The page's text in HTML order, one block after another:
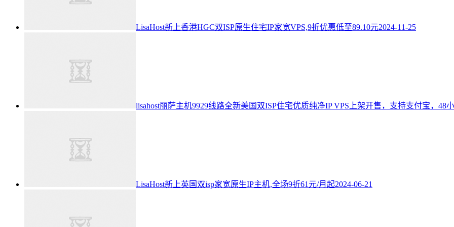
LisaHost新上香港HGC双ISP原生住宅IP家宽VPS,9折优惠低至89.10元2024-11-25
lisahost丽萨主机9929线路全新美国双ISP住宅优质纯净IP VPS上架开售，支持支付宝，48
LisaHost新上英国双isp家宽原生IP主机,全场9折61元/月起2024-06-21